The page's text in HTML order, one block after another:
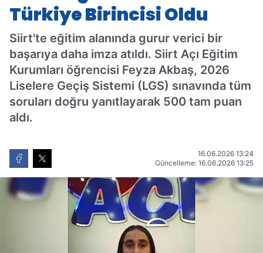
Türkiye Birincisi Oldu
Siirt'te eğitim alanında gurur verici bir
başarıya daha imza atıldı. Siirt Açı Eğitim
Kurumları öğrencisi Feyza Akbaş, 2026
Liselere Geçiş Sistemi (LGS) sınavında tüm
soruları doğru yanıtlayarak 500 tam puan
aldı.
16.06.2026 13:24
Güncelleme: 16.06.2026 13:25